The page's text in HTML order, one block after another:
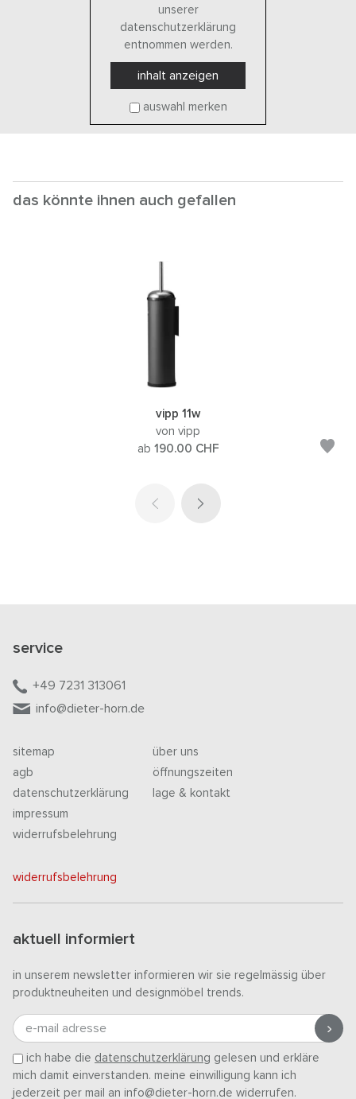
unserer
datenschutzerklärung
entnommen werden.
inhalt anzeigen
auswahl merken
das könnte ihnen auch gefallen
vipp 11w
von vipp
ab 190.00 CHF
service
+49 7231 313061
info@dieter-horn.de
sitemap
agb
datenschutzerklärung
impressum
widerrufsbelehrung
über uns
öffnungszeiten
lage & kontakt
widerrufsbelehrung
aktuell informiert
in unserem newsletter informieren wir sie regelmässig über
produktneuheiten und designmöbel trends.
e-mail adresse
ich habe die datenschutzerklärung gelesen und erkläre
mich damit einverstanden. meine einwilligung kann ich
jederzeit per mail an info@dieter-horn.de widerrufen.